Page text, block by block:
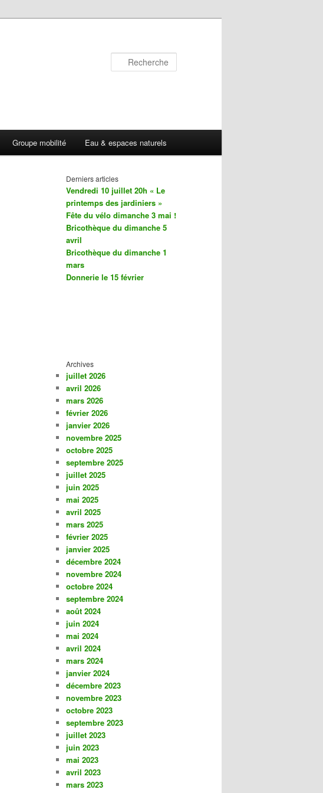
Groupe mobilité Eau & espaces naturels
Derniers articles
Vendredi 10 juillet 20h « Le
printemps des jardiniers »
Fête du vélo dimanche 3 mai !
Bricothèque du dimanche 5
avril
Bricothèque du dimanche 1
mars
Donnerie le 15 février
Archives
juillet 2026
avril 2026
mars 2026
février 2026
janvier 2026
novembre 2025
octobre 2025
septembre 2025
juillet 2025
juin 2025
mai 2025
avril 2025
mars 2025
février 2025
janvier 2025
décembre 2024
novembre 2024
octobre 2024
septembre 2024
août 2024
juin 2024
mai 2024
avril 2024
mars 2024
janvier 2024
décembre 2023
novembre 2023
octobre 2023
septembre 2023
juillet 2023
juin 2023
mai 2023
avril 2023
mars 2023